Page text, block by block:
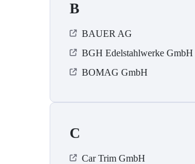
B
BAUER AG
BGH Edelstahlwerke GmbH
BOMAG GmbH
C
Car Trim GmbH